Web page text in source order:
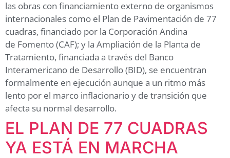
las obras con financiamiento externo de organismos
internacionales como el Plan de Pavimentación de 77
cuadras, financiado por la Corporación Andina
de Fomento (CAF); y la Ampliación de la Planta de
Tratamiento, financiada a través del Banco
Interamericano de Desarrollo (BID), se encuentran
formalmente en ejecución aunque a un ritmo más
lento por el marco inflacionario y de transición que
afecta su normal desarrollo.
EL PLAN DE 77 CUADRAS
YA ESTÁ EN MARCHA